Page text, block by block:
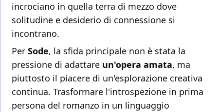
incrociano in quella terra di mezzo dove
solitudine e desiderio di connessione si
incontrano.
Per Sode, la sfida principale non è stata la
pressione di adattare un'opera amata, ma
piuttosto il piacere di un'esplorazione creativa
continua. Trasformare l'introspezione in prima
persona del romanzo in un linguaggio